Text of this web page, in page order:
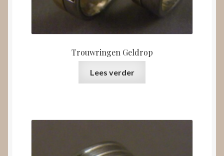
Trouwringen Geldrop
Lees verder